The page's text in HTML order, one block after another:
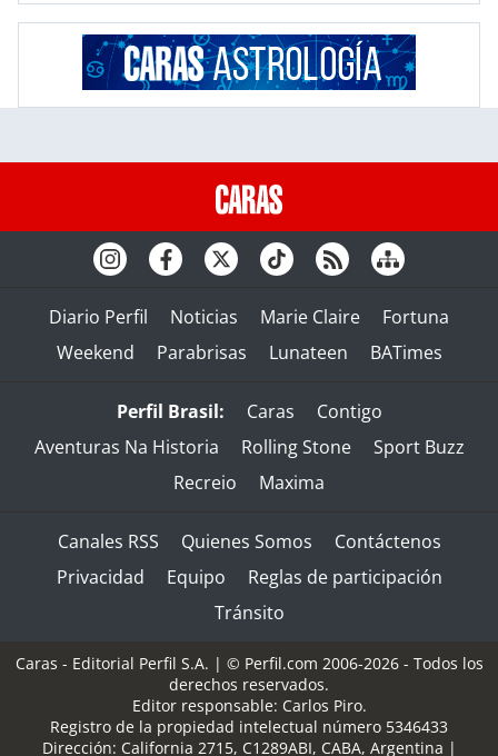
Diario Perfil Noticias Marie Claire
Fortuna
Weekend
Parabrisas Lunateen BATimes
Perfil Brasil: Caras
Contigo
Aventuras Na Historia
Rolling Stone
Sport Buzz
Recreio
Maxima
Canales RSS Quienes Somos
Contáctenos
Privacidad
Equipo
Reglas de participación
Tránsito
Caras - Editorial Perfil S.A. | © Perfil.com 2006-2026 - Todos los
derechos reservados.
Editor responsable: Carlos Piro.
Registro de la propiedad intelectual número 5346433
Dirección: California 2715, C1289ABI, CABA, Argentina |